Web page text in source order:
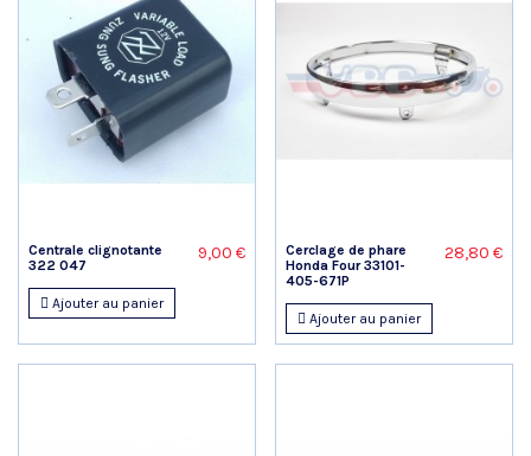
Centrale clignotante
322 047
9,00 €
Ajouter au panier
Cerclage de phare
Honda Four 33101-
405-671P
28,80 €
Ajouter au panier